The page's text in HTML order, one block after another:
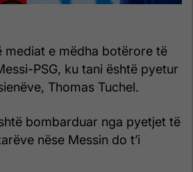
mediat e mëdha botërore të
PSG, ku tani është pyetur
Thomas Tuchel.
bombarduar nga pyetjet të
nëse Messin do t’i